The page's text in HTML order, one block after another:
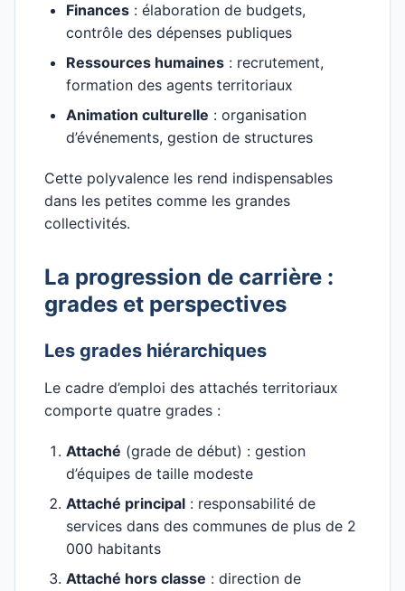
Finances : élaboration de budgets,
contrôle des dépenses publiques
Ressources humaines : recrutement,
formation des agents territoriaux
Animation culturelle : organisation
d’événements, gestion de structures
Cette polyvalence les rend indispensables
dans les petites comme les grandes
collectivités.
La progression de carrière :
grades et perspectives
Les grades hiérarchiques
Le cadre d’emploi des attachés territoriaux
comporte quatre grades :
Attaché (grade de début) : gestion
d’équipes de taille modeste
Attaché principal : responsabilité de
services dans des communes de plus de 2
000 habitants
Attaché hors classe : direction de